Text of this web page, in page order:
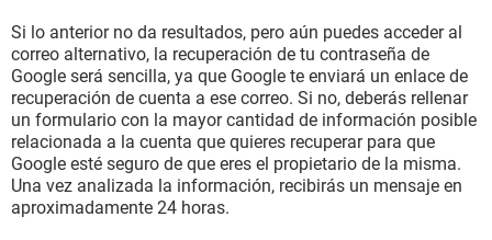
Si lo anterior no da resultados, pero aún puedes acceder al
correo alternativo, la recuperación de tu contraseña de
Google será sencilla, ya que Google te enviará un enlace de
recuperación de cuenta a ese correo. Si no, deberás rellenar
un formulario con la mayor cantidad de información posible
relacionada a la cuenta que quieres recuperar para que
Google esté seguro de que eres el propietario de la misma.
Una vez analizada la información, recibirás un mensaje en
aproximadamente 24 horas.